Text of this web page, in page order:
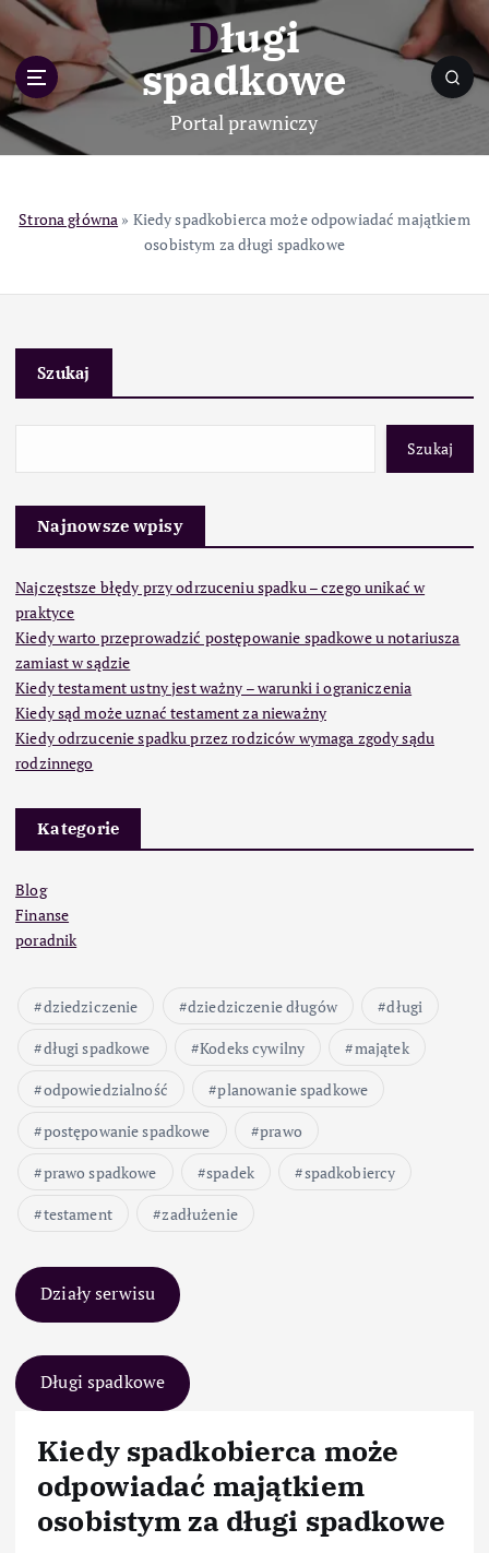
p
o
c
Długi
spadkowe
Portal prawniczy
Strona główna » Kiedy spadkobierca może odpowiadać majątkiem
osobistym za długi spadkowe
Szukaj
Szukaj
Najnowsze wpisy
Najczęstsze błędy przy odrzuceniu spadku – czego unikać w
praktyce
Kiedy warto przeprowadzić postępowanie spadkowe u notariusza
zamiast w sądzie
Kiedy testament ustny jest ważny – warunki i ograniczenia
Kiedy sąd może uznać testament za nieważny
Kiedy odrzucenie spadku przez rodziców wymaga zgody sądu
rodzinnego
Kategorie
Blog
Finanse
poradnik
dziedziczenie dziedziczenie długów
długi
długi spadkowe
Kodeks cywilny
majątek
odpowiedzialność
planowanie spadkowe
postępowanie spadkowe
prawo
prawo spadkowe
spadek
spadkobiercy
testament
zadłużenie
Działy serwisu
Długi spadkowe
Kiedy spadkobierca może
odpowiadać majątkiem
osobistym za długi spadkowe